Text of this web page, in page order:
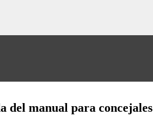
del manual para concejales